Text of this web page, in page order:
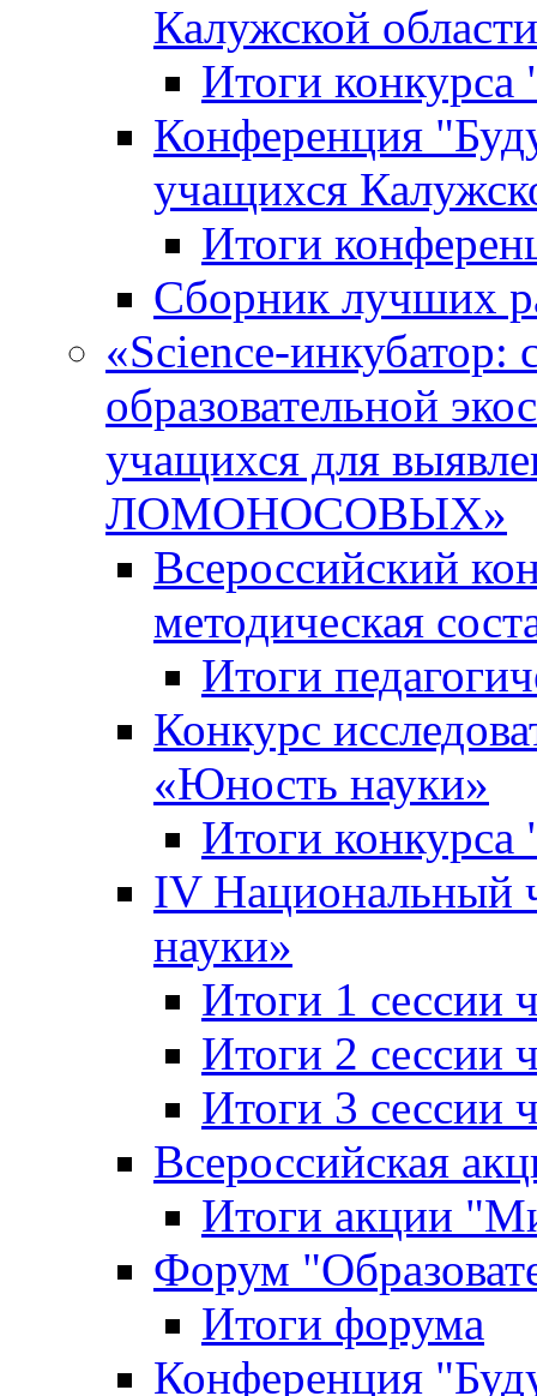
Калужской области
Итоги
Конференция
учащихся
Итоги
Сборник лучших
«Science-инкубатор:
образовательной
учащихся для
ЛОМОНОСОВЫХ»
Всероссийский
методическая
Итоги
Конкурс
«Юность науки»
Итоги
IV
науки»
Итоги 1 сессии
Итоги 2 сессии
Итоги 3 сессии
Всероссийская
Итоги акции
Форум
Итоги форума
Конференция